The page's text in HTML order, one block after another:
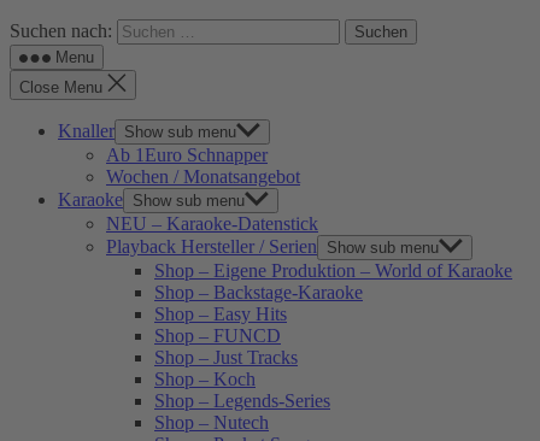
Suchen nach:
Menu
Close Menu
Knaller Show sub menu
Ab 1Euro Schnapper
Wochen / Monatsangebot
Karaoke Show sub menu
NEU – Karaoke-Datenstick
Playback Hersteller / Serien
Show sub menu
Shop – Eigene Produktion – World of Karaoke
Shop – Backstage-Karaoke
Shop – Easy Hits
Shop – FUNCD
Shop – Just Tracks
Shop – Koch
Shop – Legends-Series
Shop – Nutech